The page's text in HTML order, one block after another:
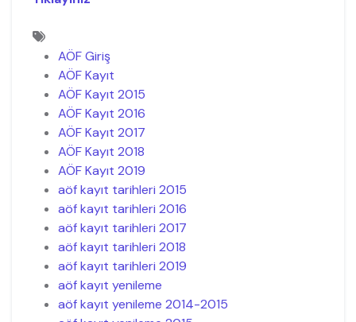
AÖF Giriş
AÖF Kayıt
AÖF Kayıt 2015
AÖF Kayıt 2016
AÖF Kayıt 2017
AÖF Kayıt 2018
AÖF Kayıt 2019
aöf kayıt tarihleri 2015
aöf kayıt tarihleri 2016
aöf kayıt tarihleri 2017
aöf kayıt tarihleri 2018
aöf kayıt tarihleri 2019
aöf kayıt yenileme
aöf kayıt yenileme 2014-2015